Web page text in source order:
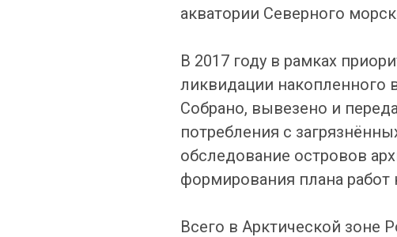
акватории Северного
В 2017 году в рамках
ликвидации накопленного
Собрано, вывезено и
потребления с
обследование островов
формирования плана
Всего в Арктической зоне